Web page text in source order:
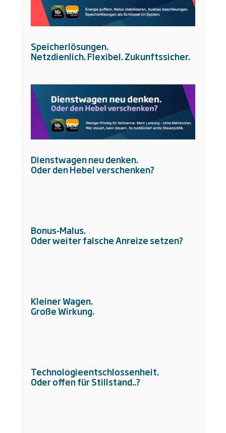
Speicherlösungen.
Netzdienlich. Flexibel. Zukunftssicher.
Dienstwagen neu denken.
Oder den Hebel verschenken?
Bonus-Malus.
Oder weiter falsche Anreize setzen?
Kleiner Wagen.
Große Wirkung.
Technologieentschlossenheit.
Oder offen für Stillstand..?